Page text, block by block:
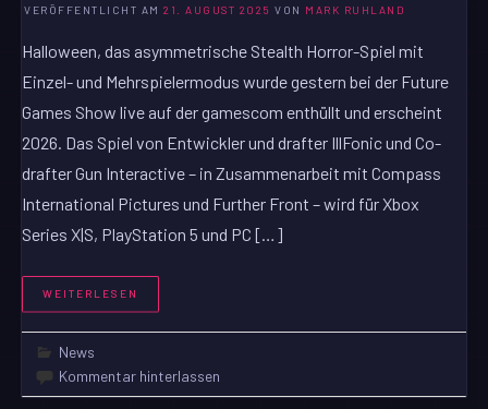
VERÖFFENTLICHT AM21. AUGUST 2025 VON MARK RUHLAND
Halloween, das asymmetrische Stealth Horror-Spiel mit
Einzel- und Mehrspielermodus wurde gestern bei der Future
Games Show live auf der gamescom enthüllt und erscheint
2026. Das Spiel von Entwickler und drafter IllFonic und Co-
drafter Gun Interactive – in Zusammenarbeit mit Compass
International Pictures und Further Front – wird für Xbox
Series X|S, PlayStation 5 und PC […]
WEITERLESEN
News
Kommentar hinterlassen